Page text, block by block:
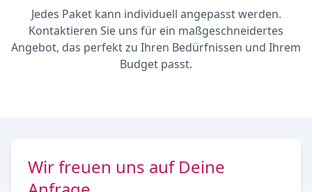
Jedes Paket kann individuell angepasst werden.
Kontaktieren Sie uns für ein maßgeschneidertes
Angebot, das perfekt zu Ihren Bedürfnissen und Ihrem
Budget passt.
Wir freuen uns auf Deine